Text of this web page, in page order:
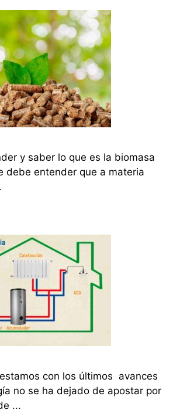
y saber lo que es la biomasa
debe entender que a materia
con los últimos avances
no se ha dejado de apostar por
...